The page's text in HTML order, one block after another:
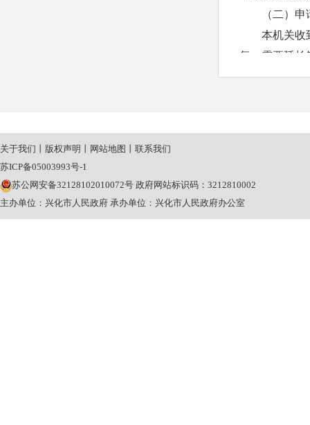
（二）
本机关收
复；需要延
20个工作日
关将按照《国
关于我们 版权声明 网站地图
联系我们
苏ICP备05003993号-1
苏公网安备32128102010072号 政府网站标识码：3212810002
主办单位：兴化市人民政府 承办单位：兴化市人民政府办公室